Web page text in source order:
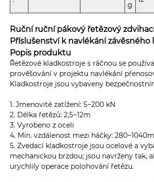
g
Ruční ruční pákový řetězový
Příslušenství k navlékání závěsného
Popis produktu
Řetězové kladkostroje s ráčnou se
prověšování v projektu navlékání
Kladkostroje jsou vybaveny
1. Jmenovité zatížení: 5~200 kN
2. Délka řetězů: 2,5~12m
3. Vyrobeno z oceli
4. Min. vzdálenost mezi háčky:
5. Zvedací kladkostroje jsou ocelové a
mechanickou brzdou; jsou navrženy tak,
urychlily operace polohování řetězu.